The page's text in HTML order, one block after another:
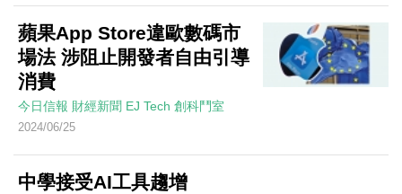
蘋果App Store違歐數碼市
場法 涉阻止開發者自由引導
消費
今日信報 財經新聞 EJ Tech 創科鬥室
2024/06/25
中學接受AI工具趨增